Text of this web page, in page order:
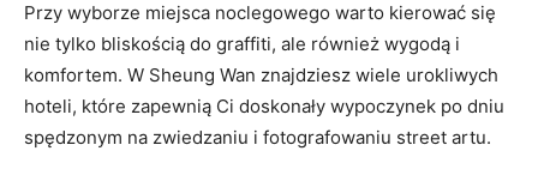
Przy wyborze ​miejsca noclegowego⁣ warto kierować się
nie tylko bliskością do graffiti,‍ ale również ⁣wygodą⁣ i
komfortem. W⁤ Sheung Wan znajdziesz wiele urokliwych
hoteli, które zapewnią Ci doskonały wypoczynek po ‍dniu
spędzonym na zwiedzaniu i fotografowaniu street artu.